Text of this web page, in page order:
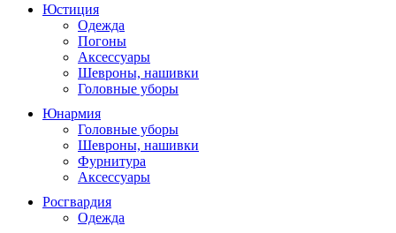
Юстиция
Одежда
Погоны
Аксессуары
Шевроны, нашивки
Головные уборы
Юнармия
Головные уборы
Шевроны, нашивки
Фурнитура
Аксессуары
Росгвардия
Одежда